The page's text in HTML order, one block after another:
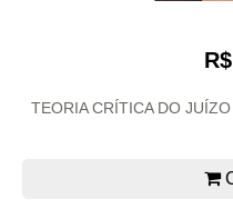
TEORIA CRÍTICA DO